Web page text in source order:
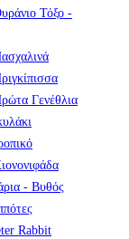
Τόξο -
Γενέθλια
- Βυθός
Rabbit